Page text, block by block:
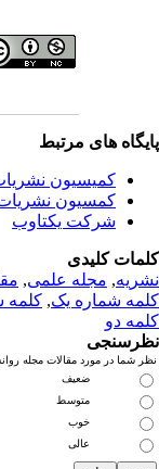
های مرتبط
کمیسیون
کمسیون نشریات
شرکت یکتاوب
کلیدی
,مجله علمی,
شماره یک,کلمه
دو
شما در مورد مقالات مجله
ضعیف
متوسط
خوب
عالی